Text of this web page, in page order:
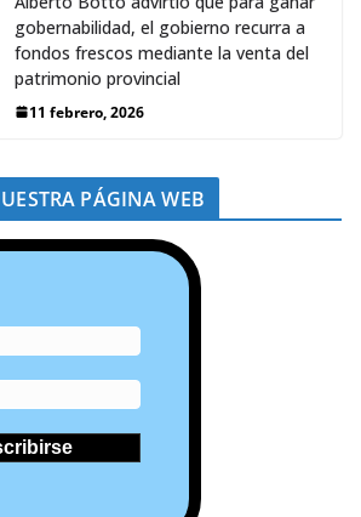
gobernabilidad, el gobierno recurra a
fondos frescos mediante la venta del
patrimonio provincial
11 febrero, 2026
PÁGINA WEB